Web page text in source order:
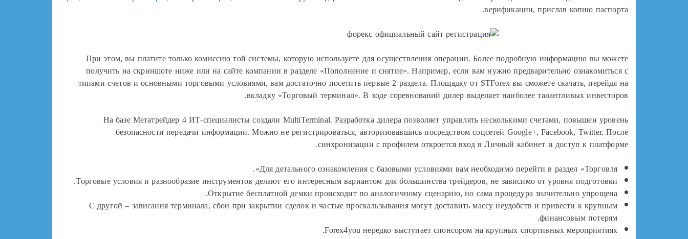
верификации, прислав копию паспорта.
При этом, вы платите только комиссию той системы, которую используете для осуществления операции. Более подробную информацию вы можете
получить на скриншоте ниже или на сайте компании в разделе «Пополнение и снятие». Например, если вам нужно предварительно ознакомиться с
типами счетов и основными торговыми условиями, вам достаточно посетить первые 2 раздела. Площадку от STForex вы сможете скачать, перейдя на
вкладку «Торговый терминал». В ходе соревнований дилер выделяет наиболее талантливых инвесторов.
На базе Метатрейдер 4 ИТ-специалисты создали MultiTerminal. Разработка дилера позволяет управлять несколькими счетами, повышен уровень
безопасности передачи информации. Можно не регистрироваться, авторизовавшись посредством соцсетей Google+, Facebook, Twitter. После
синхронизации с профилем откроется вход в Личный кабинет и доступ к платформе.
Для детального ознакомления с базовыми условиями вам необходимо перейти в раздел «Торговля».
Торговые условия и разнообразие инструментов делают его интересным вариантом для большинства трейдеров, не зависимо от уровня подготовки.
Открытие бесплатной демки происходит по аналогичному сценарию, но сама процедура значительно упрощена.
С другой – зависания терминала, сбои при закрытии сделок и частые проскальзывания могут доставить массу неудобств и привести к крупным
финансовым потерям.
Forex4you нередко выступает спонсором на крупных спортивных мероприятиях.